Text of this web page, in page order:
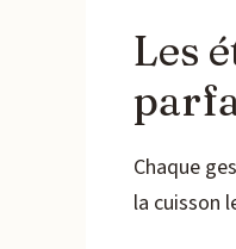
Les
Chaque
la cuisson